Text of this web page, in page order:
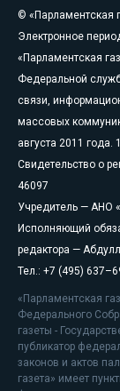
© «Парламентская
Электронное
«Парламентская
Федеральной
связи,
массовых
августа 2011 года.
Свидетельство о
46097
Учредитель — АНО
Исполняющий
редактора —
Тел.: +7 (495)
«Парламентская
Федерального
газеты -
публикатор
законов и актов
газета» имеет